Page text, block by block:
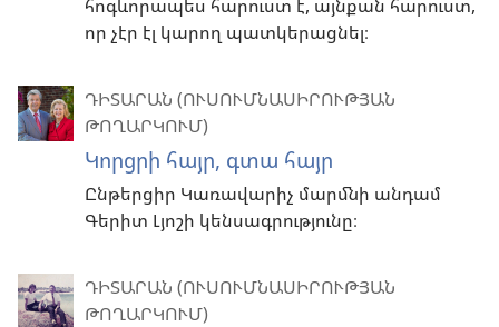
հոգևորապես հարուստ է, այնքան հարուստ,
որ չէր էլ կարող պատկերացնել։
ԴԻՏԱՐԱՆ (ՈՒՍՈՒՄՆԱՍԻՐՈՒԹՅԱՆ
ԹՈՂԱՐԿՈՒՄ)
Կորցրի հայր, գտա հայր
Ընթերցիր Կառավարիչ մարմնի անդամ
Գերիտ Լյոշի կենսագրությունը։
ԴԻՏԱՐԱՆ (ՈՒՍՈՒՄՆԱՍԻՐՈՒԹՅԱՆ
ԹՈՂԱՐԿՈՒՄ)